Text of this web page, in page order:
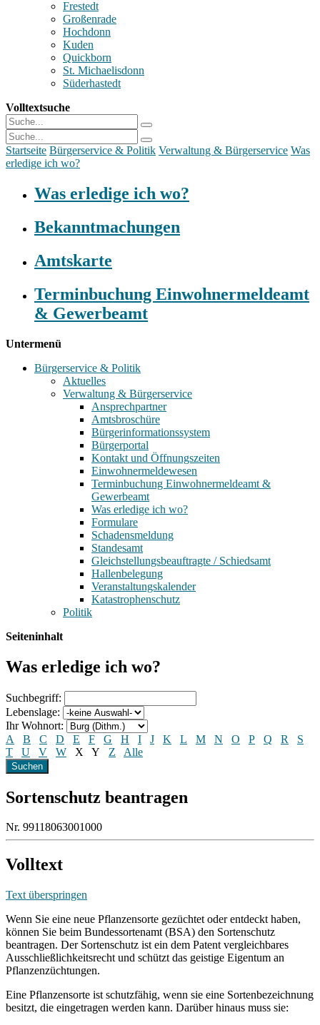
Frestedt
Großenrade
Hochdonn
Kuden
Quickborn
St. Michaelisdonn
Süderhastedt
Volltextsuche
Startseite Bürgerservice & Politik Verwaltung & Bürgerservice Was
erledige ich wo?
Was erledige ich wo?
Bekanntmachungen
Amtskarte
Terminbuchung Einwohnermeldeamt
& Gewerbeamt
Untermenü
Bürgerservice & Politik
Aktuelles
Verwaltung & Bürgerservice
Ansprechpartner
Amtsbroschüre
Bürgerinformationssystem
Bürgerportal
Kontakt und Öffnungszeiten
Einwohnermeldewesen
Terminbuchung Einwohnermeldeamt &
Gewerbeamt
Was erledige ich wo?
Formulare
Schadensmeldung
Standesamt
Gleichstellungsbeauftragte / Schiedsamt
Hallenbelegung
Veranstaltungskalender
Katastrophenschutz
Politik
Seiteninhalt
Was erledige ich wo?
Suchbegriff:
Lebenslage:
Ihr Wohnort:
A
B C D E F G H I J K L M N O P Q R
S
T
U V W X Y Z Alle
Sortenschutz beantragen
Nr. 99118063001000
Volltext
Text überspringen
Wenn Sie eine neue Pflanzensorte gezüchtet oder entdeckt haben,
können Sie beim Bundessortenamt (BSA) den Sortenschutz
beantragen. Der Sortenschutz ist ein dem Patent vergleichbares
Ausschließlichkeitsrecht und schützt das geistige Eigentum an
Pflanzenzüchtungen.
Eine Pflanzensorte ist schutzfähig, wenn sie eine Sortenbezeichnung
besitzt, die eingetragen werden kann. Darüber hinaus muss sie: